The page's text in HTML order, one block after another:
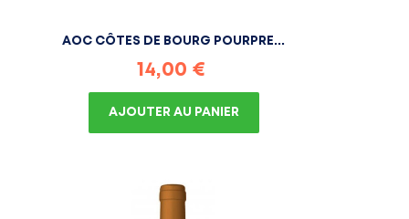
AOC CÔTES DE BOURG POURPRE...
Prix
14,00 €
AJOUTER AU PANIER